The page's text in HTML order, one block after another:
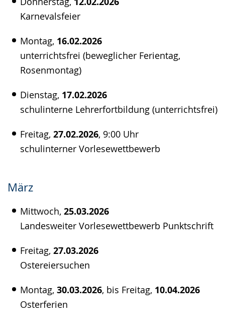
Karnevalsfeier
Montag, 16.02.2026
unterrichtsfrei (beweglicher Ferientag,
Rosenmontag)
Dienstag, 17.02.2026
schulinterne Lehrerfortbildung (unterrichtsfrei)
Freitag, 27.02.2026, 9:00 Uhr
schulinterner Vorlesewettbewerb
März
Mittwoch, 25.03.2026
Landesweiter Vorlesewettbewerb Punktschrift
Freitag, 27.03.2026
Ostereiersuchen
Montag, 30.03.2026, bis Freitag, 10.04.2026
Osterferien